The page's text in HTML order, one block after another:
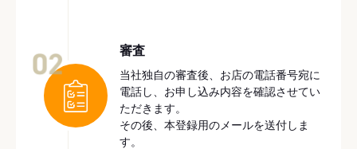
審査
当社独自の審査後、お店の電話番号宛に
電話し、お申し込み内容を確認させてい
ただきます。
その後、本登録用のメールを送付しま
す。